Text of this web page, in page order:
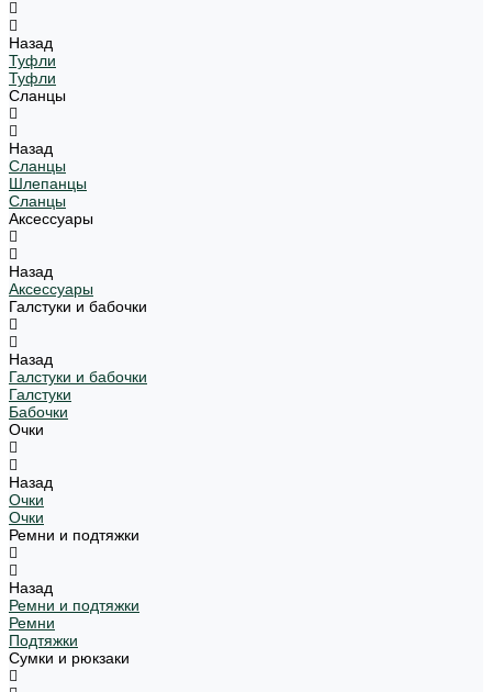
Назад
Туфли
Туфли
Сланцы
Назад
Сланцы
Шлепанцы
Сланцы
Аксессуары
Назад
Аксессуары
Галстуки и бабочки
Назад
Галстуки и бабочки
Галстуки
Бабочки
Очки
Назад
Очки
Очки
Ремни и подтяжки
Назад
Ремни и подтяжки
Ремни
Подтяжки
Сумки и рюкзаки